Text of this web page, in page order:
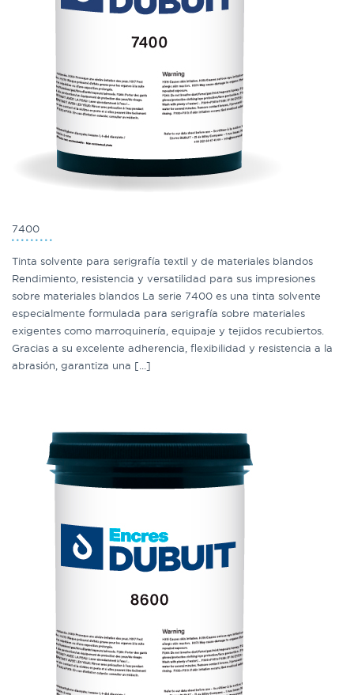
7400
Tinta solvente para serigrafía textil y de materiales blandos
Rendimiento, resistencia y versatilidad para sus impresiones
sobre materiales blandos La serie 7400 es una tinta solvente
especialmente formulada para serigrafía sobre materiales
exigentes como marroquinería, equipaje y tejidos recubiertos.
Gracias a su excelente adherencia, flexibilidad y resistencia a la
abrasión, garantiza una [...]